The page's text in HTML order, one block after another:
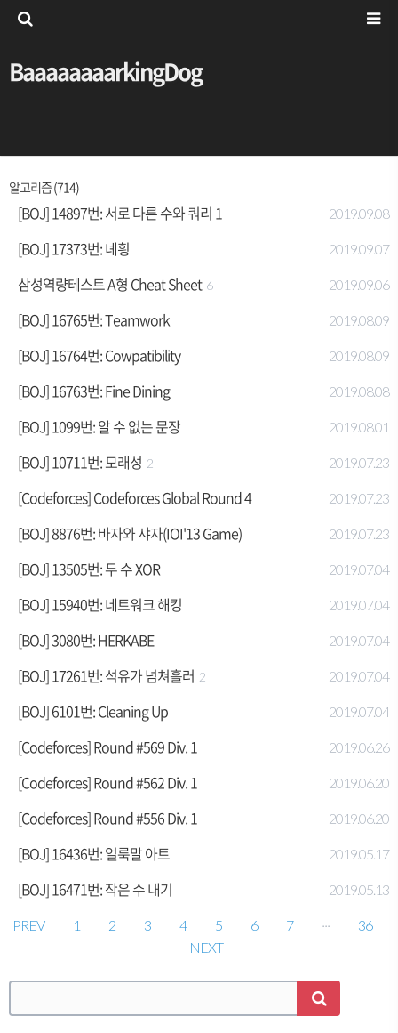
BaaaaaaaarkingDog
알고리즘 (714)
[BOJ] 14897번: 서로 다른 수와 쿼리 1 2019.09.08
[BOJ] 17373번: 녜힁 2019.09.07
삼성역량테스트 A형 Cheat Sheet 6 2019.09.06
[BOJ] 16765번: Teamwork 2019.08.09
[BOJ] 16764번: Cowpatibility 2019.08.09
[BOJ] 16763번: Fine Dining 2019.08.08
[BOJ] 1099번: 알 수 없는 문장 2019.08.01
[BOJ] 10711번: 모래성 2 2019.07.23
[Codeforces] Codeforces Global Round 4 2019.07.23
[BOJ] 8876번: 바자와 샤자(IOI'13 Game) 2019.07.23
[BOJ] 13505번: 두 수 XOR 2019.07.04
[BOJ] 15940번: 네트워크 해킹 2019.07.04
[BOJ] 3080번: HERKABE 2019.07.04
[BOJ] 17261번: 석유가 넘쳐흘러 2 2019.07.04
[BOJ] 6101번: Cleaning Up 2019.07.04
[Codeforces] Round #569 Div. 1 2019.06.26
[Codeforces] Round #562 Div. 1 2019.06.20
[Codeforces] Round #556 Div. 1 2019.06.20
[BOJ] 16436번: 얼룩말 아트 2019.05.17
[BOJ] 16471번: 작은 수 내기 2019.05.13
PREV 1 2 3 4 5 6 7 ···
36
NEXT